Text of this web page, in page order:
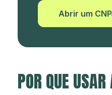
Abrir um
POR QUE